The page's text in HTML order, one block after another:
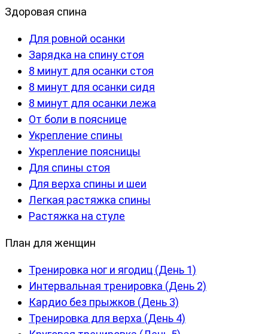
Здоровая спина
Для ровной осанки
Зарядка на спину стоя
8 минут для осанки стоя
8 минут для осанки сидя
8 минут для осанки лежа
От боли в пояснице
Укрепление спины
Укрепление поясницы
Для спины стоя
Для верха спины и шеи
Легкая растяжка спины
Растяжка на стуле
План для женщин
Тренировка ног и ягодиц (День 1)
Интервальная тренировка (День 2)
Кардио без прыжков (День 3)
Тренировка для верха (День 4)